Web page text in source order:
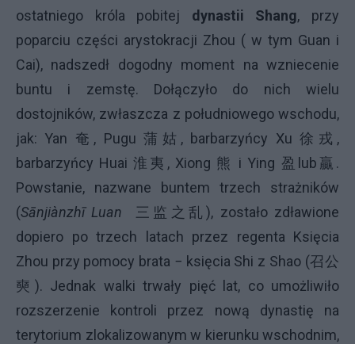
ostatniego króla pobitej dynastii Shang, przy
poparciu części arystokracji Zhou ( w tym Guan i
Cai), nadszedł dogodny moment na wzniecenie
buntu i zemstę. Dołączyło do nich wielu
dostojników, zwłaszcza z południowego wschodu,
jak: Yan 奄, Pugu 蒲姑, barbarzyńcy Xu 徐戎,
barbarzyńcy Huai 淮夷, Xiong 熊 i Ying 盈lub贏.
Powstanie, nazwane buntem trzech strażników
(Sānjiànzhī Luan 三监之乱), zostało zdławione
dopiero po trzech latach przez regenta Księcia
Zhou przy pomocy brata − księcia Shi z Shao (召公
奭). Jednak walki trwały pięć lat, co umożliwiło
rozszerzenie kontroli przez nową dynastię na
terytorium zlokalizowanym w kierunku wschodnim,